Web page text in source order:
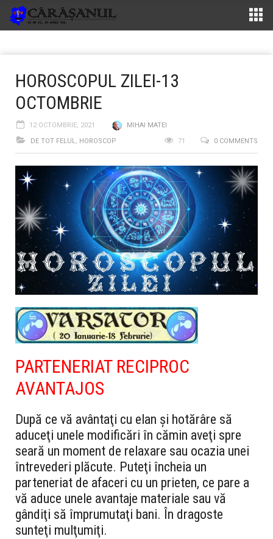
HOROSCOPUL ZILEI-13
OCTOMBRIE
12 OCTOMBRIE, 2021
MIHAI MATEI
DE TOT FELUL, HOROSCOP 0 COMMENTS
71
PARTENERIAT RECIPROC
AVANTAJOS
După ce vă avântaţi cu elan şi hotărâre să
aduceţi unele modificări în cămin aveţi spre
seară un moment de relaxare sau ocazia unei
întrevederi plăcute. Puteţi încheia un
parteneriat de afaceri cu un prieten, ce pare a
vă aduce unele avantaje materiale sau vă
gândiţi să împrumutaţi bani. În dragoste
sunteţi mulţumiţi.